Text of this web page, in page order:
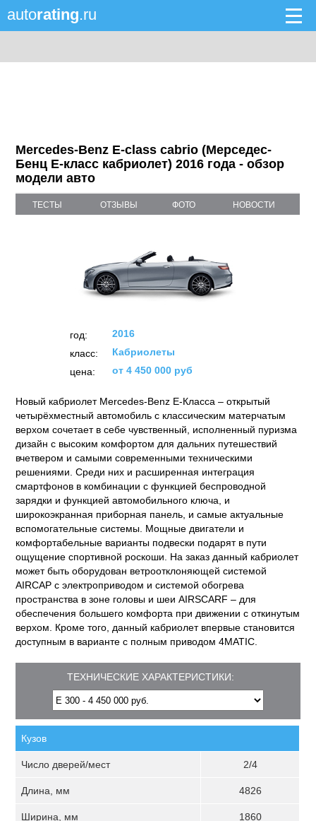
autorating.ru
Mercedes-Benz E-class cabrio (Мерседес-
Бенц Е-класс кабриолет) 2016 года - обзор
модели авто
ТЕСТЫ ОТЗЫВЫ ФОТО НОВОСТИ
год:
2016
класс:
Кабриолеты
цена:
от 4 450 000 руб
Новый кабриолет Mercedes-Benz Е-Класса – открытый
четырёхместный автомобиль с классическим матерчатым
верхом сочетает в себе чувственный, исполненный пуризма
дизайн с высоким комфортом для дальних путешествий
вчетвером и самыми современными техническими
решениями. Среди них и расширенная интеграция
смартфонов в комбинации с функцией беспроводной
зарядки и функцией автомобильного ключа, и
широкоэкранная приборная панель, и самые актуальные
вспомогательные системы. Мощные двигатели и
комфортабельные варианты подвески подарят в пути
ощущение спортивной роскоши. На заказ данный кабриолет
может быть оборудован ветроотклоняющей системой
AIRCAP с электроприводом и системой обогрева
пространства в зоне головы и шеи AIRSCARF – для
обеспечения большего комфорта при движении с откинутым
верхом. Кроме того, данный кабриолет впервые становится
доступным в варианте с полным приводом 4MATIC.
ТЕХНИЧЕСКИЕ ХАРАКТЕРИСТИКИ:
Кузов
Число дверей/мест 2/4
Длина, мм 4826
Ширина, мм 1860